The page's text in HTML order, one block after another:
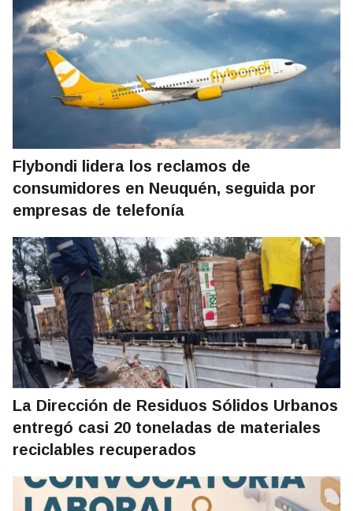
Flybondi lidera los reclamos de
consumidores en Neuquén, seguida por
empresas de telefonía
La Dirección de Residuos Sólidos Urbanos
entregó casi 20 toneladas de materiales
reciclables recuperados